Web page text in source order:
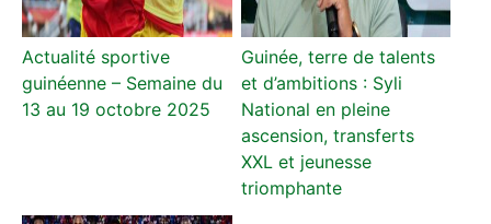
Actualité sportive
guinéenne – Semaine du
13 au 19 octobre 2025
Guinée, terre de talents
et d’ambitions : Syli
National en pleine
ascension, transferts
XXL et jeunesse
triomphante